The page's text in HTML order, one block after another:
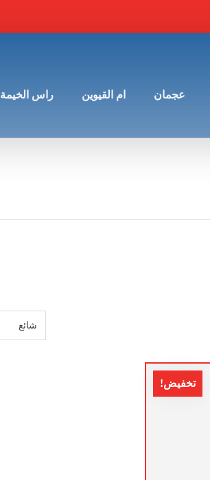
عجمان ام القيوين راس الخيمة
تخفيض!